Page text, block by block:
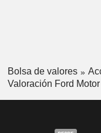
Bolsa de valores
Valoración Ford